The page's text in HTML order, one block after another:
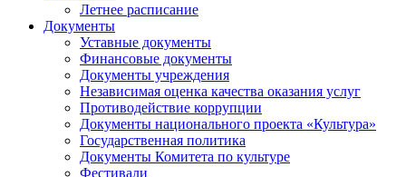
Летнее расписание
Документы
Уставные документы
Финансовые документы
Документы учреждения
Независимая оценка качества оказания услуг
Противодействие коррупции
Документы национального проекта «Культура»
Государственная политика
Документы Комитета по культуре
Фестивали